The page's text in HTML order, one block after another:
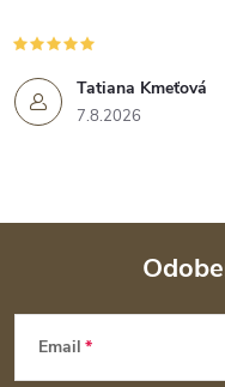
Tatiana Kmeťová
7.8.2026
Z
Email